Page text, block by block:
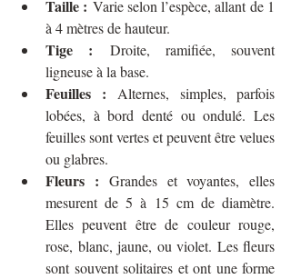
Taille : Varie selon l’espèce, allant de 1
à 4 mètres de hauteur.
Tige : Droite, ramifiée, souvent
ligneuse à la base.
Feuilles : Alternes, simples, parfois
lobées, à bord denté ou ondulé. Les
feuilles sont vertes et peuvent être velues
ou glabres.
Fleurs : Grandes et voyantes, elles
mesurent de 5 à 15 cm de diamètre.
Elles peuvent être de couleur rouge,
rose, blanc, jaune, ou violet. Les fleurs
sont souvent solitaires et ont une forme